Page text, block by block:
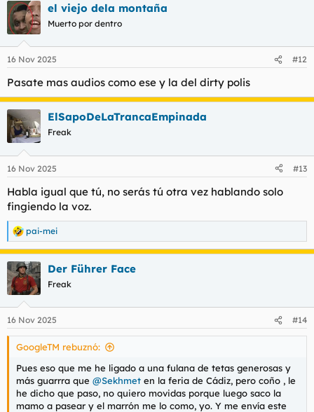
el viejo dela montaña
Muerto por dentro
16 Nov 2025 #12
Pasate mas audios como ese y la del dirty polis
ElSapoDeLaTrancaEmpinada
Freak
16 Nov 2025 #13
Habla igual que tú, no serás tú otra vez hablando solo
fingiendo la voz.
R
e
a
c
c
i
e
s
pai-mei
Der Führer Face
Freak
16 Nov 2025 #14
GoogleTM rebuznó:
Pues eso que me he ligado a una fulana de tetas generosas y
más guarrra que @Sekhmet en la feria de Cádiz, pero coño , le
he dicho que paso, no quiero movidas porque luego saco la
mamo a pasear y el marrón me lo como, yo. Y me envía este